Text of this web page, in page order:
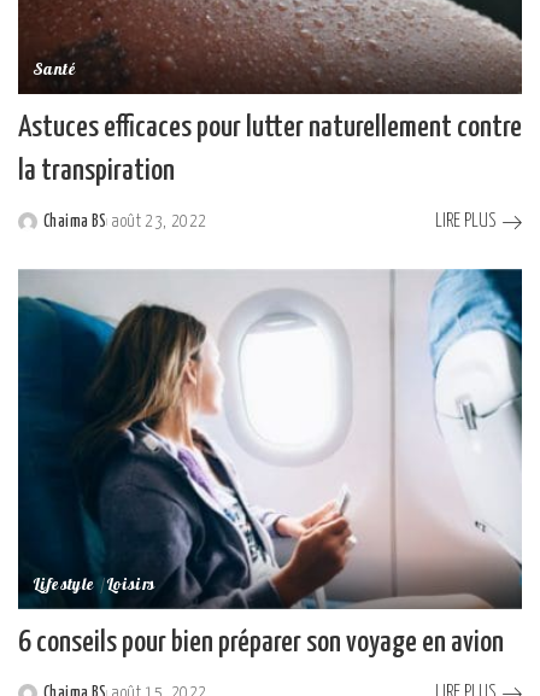
Santé
Astuces efficaces pour lutter naturellement contre
la transpiration
Posted
Chaima BS août 23, 2022 LIRE PLUS
Lifestyle Loisirs
6 conseils pour bien préparer son voyage en avion